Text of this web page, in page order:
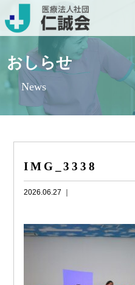
おしらせ
News
IMG_3338
2026.06.27 ｜